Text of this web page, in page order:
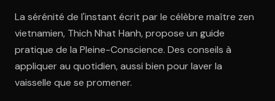
La sérénité de l'instant écrit par le célèbre maître zen
vietnamien, Thich Nhat Hanh, propose un guide
pratique de la Pleine-Conscience. Des conseils à
appliquer au quotidien, aussi bien pour laver la
vaisselle que se promener.